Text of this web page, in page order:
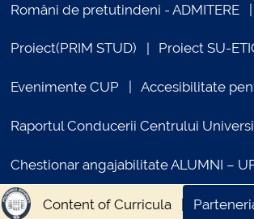
Români de pretutindeni - ADMITERE
Proiect(PRIM STUD) Proiect SU-
Evenimente CUP Accesibilitate
Raportul Conducerii Centrului
Chestionar angajabilitate ALUMNI –
Content of Curricula